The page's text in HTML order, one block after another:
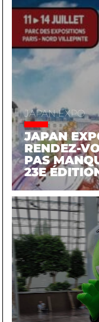
JAPAN EXPO
JAPAN
RENDEZ-
PAS
23E